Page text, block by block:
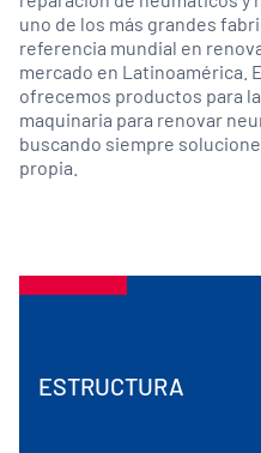
uno de los más grandes
referencia mundial en
mercado en Latinoamérica.
ofrecemos productos para
maquinaria para renovar
buscando siempre
propia.
ESTRUCTURA